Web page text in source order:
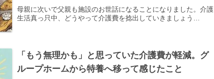
母親に次いで父親も施設のお世話になることになりました。介護
生活真っ只中、どうやって介護費を捻出していきましょう…
「もう無理かも」と思っていた介護費が軽減。グ
ループホームから特養へ移って感じたこと